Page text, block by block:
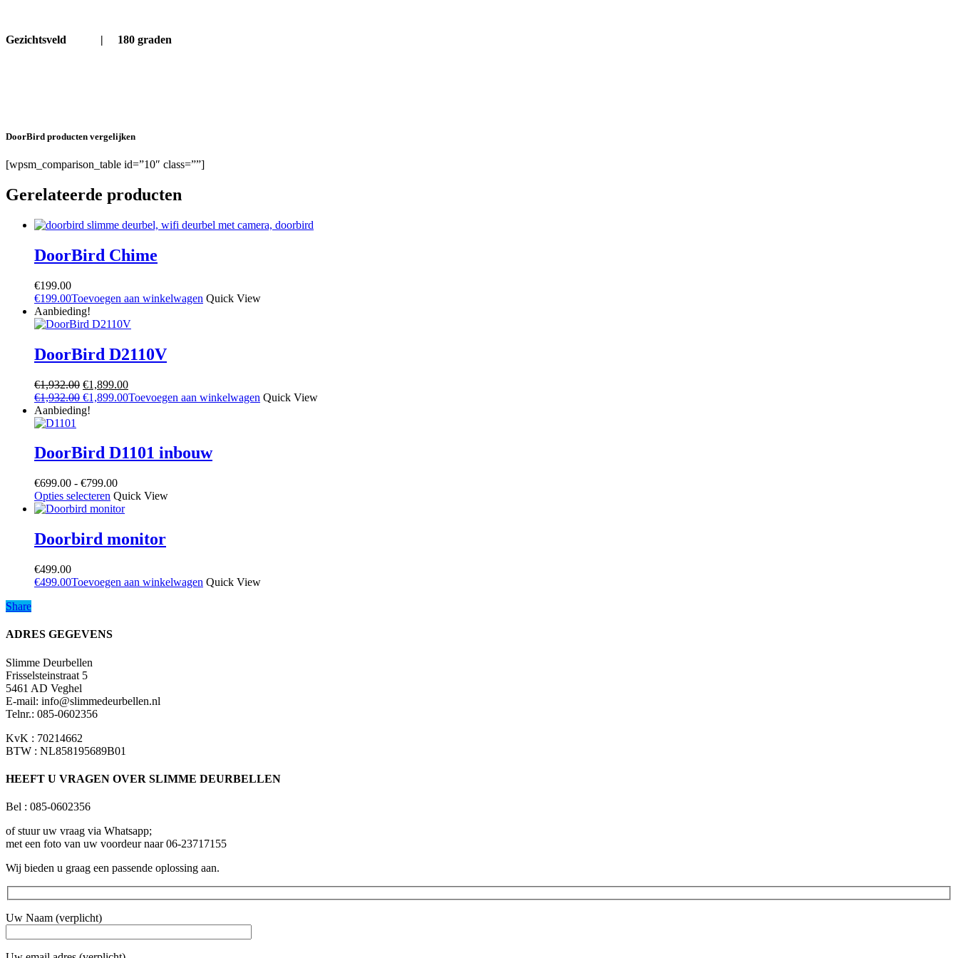
Gezichtsveld | 180 graden
DoorBird producten vergelijken
[wpsm_comparison_table id=”10″ class=””]
Gerelateerde producten
DoorBird Chime
€199.00
€199.00Toevoegen aan winkelwagen Quick View
Aanbieding!
DoorBird D2110V
€1,932.00 Oorspronkelijke
prijs
was:
€1,899.00Huidige
prijs
€1,932.00 Oorspronkelijke
prijs
€1,899.00Huidige
Toevoegen aan winkelwagen Quick View
Aanbieding!
DoorBird D1101 inbouw
€699.00 - €799.00Prijsklasse:
€699.00
tot
Opties selecteren Dit
product
meerdere
variaties.
kan
Quick View
Doorbird monitor
€499.00
€499.00Toevoegen aan winkelwagen Quick View
Share
Share
ADRES GEGEVENS
Slimme Deurbellen
Frisselsteinstraat 5
5461 AD Veghel
E-mail: info@slimmedeurbellen.nl
Telnr.: 085-0602356
KvK : 70214662
BTW : NL858195689B01
HEEFT U VRAGEN OVER SLIMME DEURBELLEN
Bel : 085-0602356
of stuur uw vraag via Whatsapp;
met een foto van uw voordeur naar 06-23717155
Wij bieden u graag een passende oplossing aan.
Uw Naam (verplicht)